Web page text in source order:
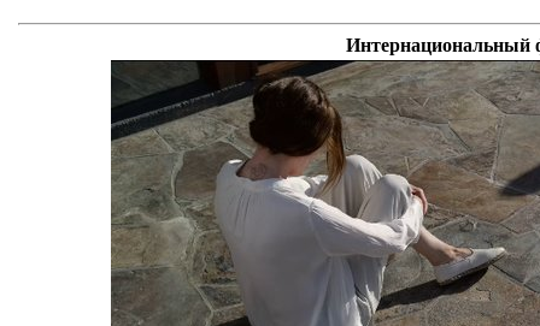
Интернациональный